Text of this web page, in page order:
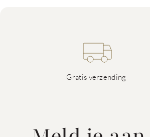
Gratis verzending